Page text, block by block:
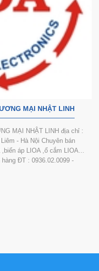
MẠI NHẬT LINH
MẠI NHẬT LINH địa chỉ :
- Hà Nội Chuyên bán
áp LIOA ,ổ cắm LIOA...
ĐT : 0936.02.0099 -